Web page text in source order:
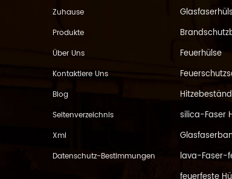
Zuhause
Produkte
Über Uns
Kontaktiere Uns
Blog
Seitenverzeichnis
Xml
Datenschutz-Bestimmungen
Feuerhülse
silica-Faser
lava-Faser-